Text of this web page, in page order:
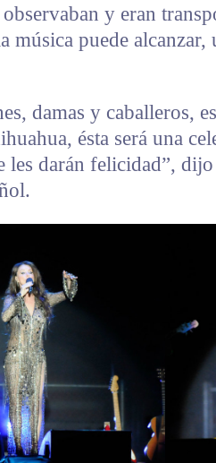
y eran
música puede
damas y caballeros,
ésta será una
les darán felicidad”,